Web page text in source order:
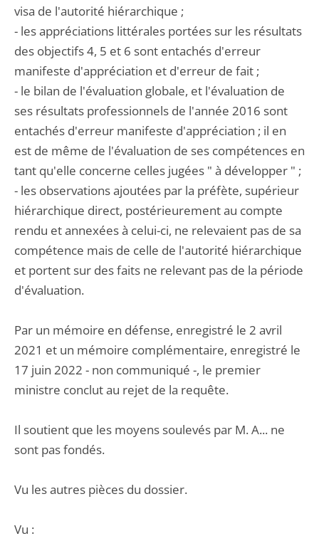
visa de l'autorité hiérarchique ;
- les appréciations littérales portées sur les résultats
des objectifs 4, 5 et 6 sont entachés d'erreur
manifeste d'appréciation et d'erreur de fait ;
- le bilan de l'évaluation globale, et l'évaluation de
ses résultats professionnels de l'année 2016 sont
entachés d'erreur manifeste d'appréciation ; il en
est de même de l'évaluation de ses compétences en
tant qu'elle concerne celles jugées " à développer " ;
- les observations ajoutées par la préfète, supérieur
hiérarchique direct, postérieurement au compte
rendu et annexées à celui-ci, ne relevaient pas de sa
compétence mais de celle de l'autorité hiérarchique
et portent sur des faits ne relevant pas de la période
d'évaluation.
Par un mémoire en défense, enregistré le 2 avril
2021 et un mémoire complémentaire, enregistré le
17 juin 2022 - non communiqué -, le premier
ministre conclut au rejet de la requête.
Il soutient que les moyens soulevés par M. A... ne
sont pas fondés.
Vu les autres pièces du dossier.
Vu :